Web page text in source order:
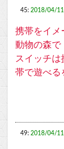
45: 2018/04/
携帯をイメ
動物の森で
スイッチは
帯で遊べる
49: 2018/04/